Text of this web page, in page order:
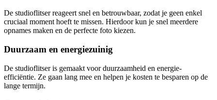
De studioflitser reageert snel en betrouwbaar, zodat je geen enkel
cruciaal moment hoeft te missen. Hierdoor kun je snel meerdere
opnames maken en de perfecte foto kiezen.
Duurzaam en energiezuinig
De studioflitser is gemaakt voor duurzaamheid en energie-
efficiëntie. Ze gaan lang mee en helpen je kosten te besparen op de
lange termijn.